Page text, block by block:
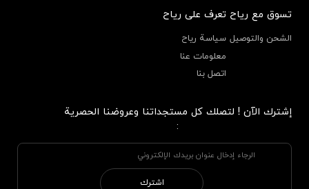
تسوق مع رياح
الشحن والتوصيل
تعرف على رياح
سياسة رياح
معلومات عنا
اتصل بنا
إشترك الآن ! لتصلك كل مستجداتنا وعروضنا الحصرية
:
اشترك